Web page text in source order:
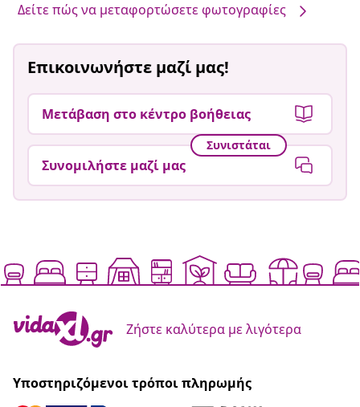
Δείτε πώς να μεταφορτώσετε φωτογραφίες
Επικοινωνήστε μαζί μας!
Μετάβαση στο κέντρο βοήθειας
Συνιστάται
Συνομιλήστε μαζί μας
Ζήστε καλύτερα με λιγότερα
Υποστηριζόμενοι τρόποι πληρωμής